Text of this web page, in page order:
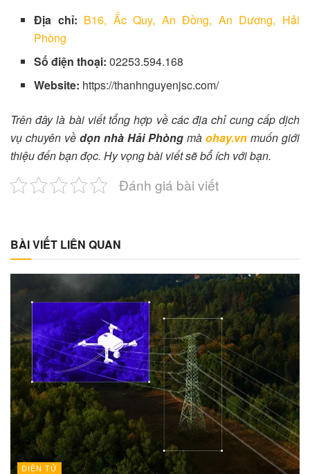
Địa chỉ: B16, Ắc Quy, An Đồng, An Dương, Hải
Phòng
Số điện thoại:02253.594.168
Website: https://thanhnguyenjsc.com/
Trên đây là bài viết tổng hợp về các địa chỉ cung cấp dịch
vụ chuyên về dọn nhà Hải Phòng mà ohay.vn muốn giới
thiệu đến bạn đọc. Hy vọng bài viết sẽ bổ ích với bạn.
Đánh giá bài viết
BÀI VIẾT LIÊN QUAN
ĐIỆN TỬ